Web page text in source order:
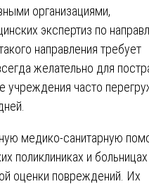
организациями,
экспертиз по
направления требует
желательно для
учреждения часто
медико-санитарную
поликлиниках и
оценки повреждений. Их